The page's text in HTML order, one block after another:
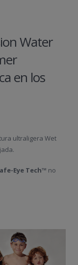
Water
en los
ultraligera Wet
Eye Tech™ no